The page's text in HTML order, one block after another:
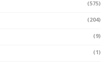
(575)
(204)
(9)
(1)